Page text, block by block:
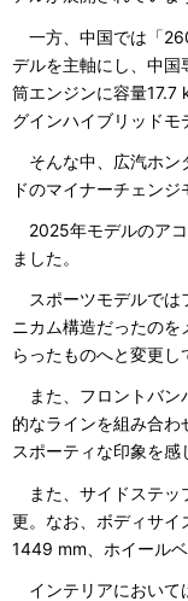
一方、中国では「
デルを主軸にし、中
筒エンジンに容量17.7
グインハイブリッドモ
そんな中、広汽ホン
ドのマイナーチェンジ
2025年モデルのアコ
ました。
スポーツモデルでは
ニカム構造だったのを
らったものへと変更し
また、フロントバン
的なラインを組み合わ
スポーティな印象を感
また、サイドステッ
更。なお、ボディサ
1449 mm、ホイール
インテリアにおいて